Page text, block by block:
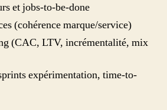
et jobs-to-be-done
(cohérence marque/service)
(CAC, LTV, incrémentalité, mix
expérimentation, time-to-